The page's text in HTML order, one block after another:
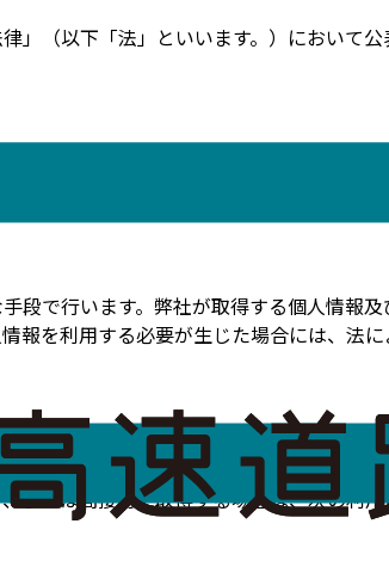
（以下「法」といいます。）において
段で行います。弊社が取得する個人情報
報を利用する必要が生じた場合には、法
合は、ご本人に対して、利用目的等の一
または間接的に取得する場合は、次の利